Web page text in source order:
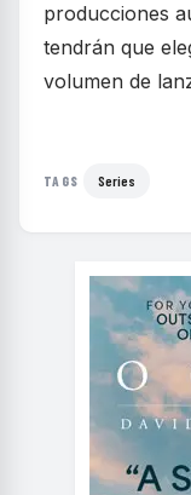
producciones
tendrán que
volumen de
TAGS Series